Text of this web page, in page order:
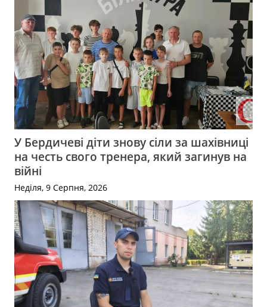
У Бердичеві діти знову сіли за шахівниці
на честь свого тренера, який загинув на
війні
Неділя, 9 Серпня, 2026